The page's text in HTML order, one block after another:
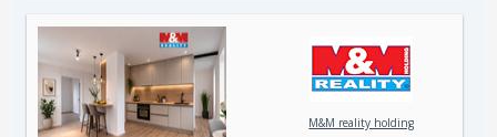
M&M reality holding